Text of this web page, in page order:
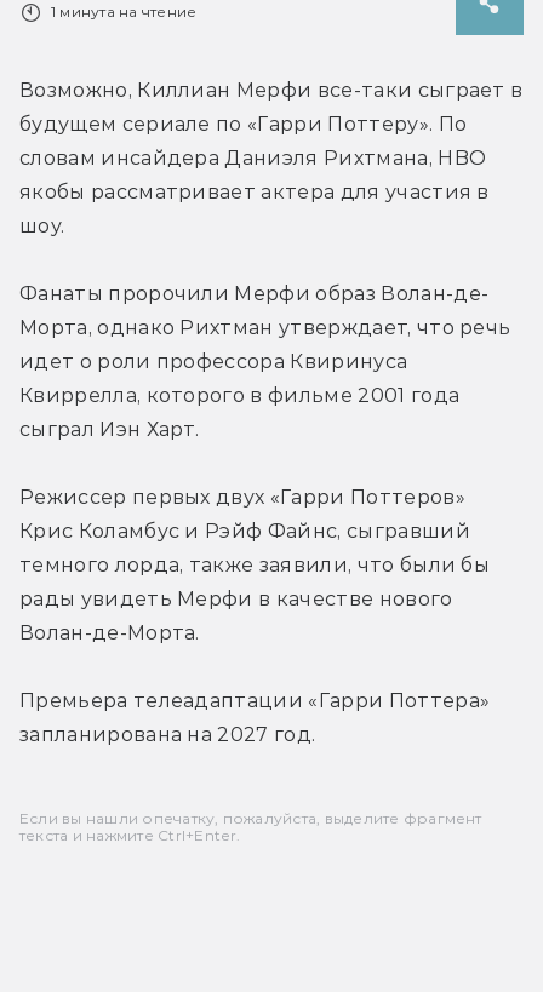
1 минута на чтение
Возможно, Киллиан Мерфи все-таки сыграет в
будущем сериале по «Гарри Поттеру». По
словам инсайдера Даниэля Рихтмана, HBO
якобы рассматривает актера для участия в
шоу.
Фанаты пророчили Мерфи образ Волан-де-
Морта, однако Рихтман утверждает, что речь
идет о роли профессора Квиринуса
Квиррелла, которого в фильме 2001 года
сыграл Иэн Харт.
Режиссер первых двух «Гарри Поттеров»
Крис Коламбус и Рэйф Файнс, сыгравший
темного лорда, также заявили, что были бы
рады увидеть Мерфи в качестве нового
Волан-де-Морта.
Премьера телеадаптации «Гарри Поттера»
запланирована на 2027 год.
Если вы нашли опечатку, пожалуйста, выделите фрагмент
текста и нажмите Ctrl+Enter.